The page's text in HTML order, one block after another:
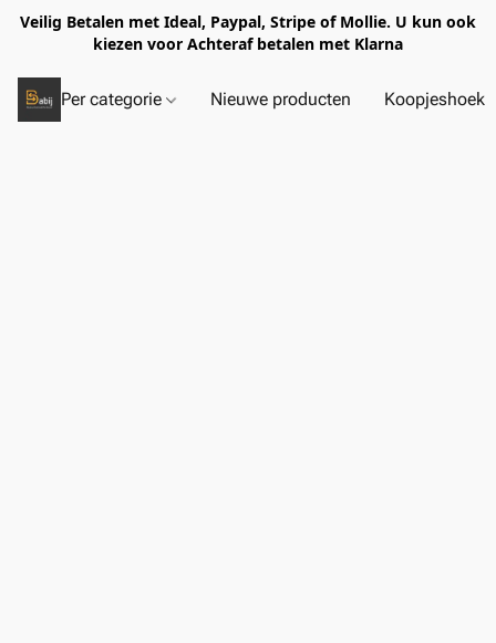
Veilig Betalen met Ideal, Paypal, Stripe of Mollie. U kun ook
kiezen voor Achteraf betalen met Klarna
Per categorie Nieuwe producten Koopjeshoek